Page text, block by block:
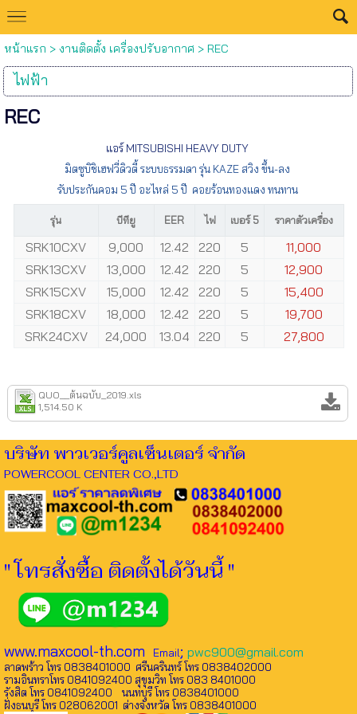
หน้าแรก > งานติดตั้ง เครื่องปรับอากาศ > REC
ไฟฟ้า
REC
แอร์ MITSUBISHI HEAVY DUTY
มิตซูบิชิเฮฟวี่ดิวตี้ ระบบธรรมดา รุ่น KAZE สวิง ขึ้น-ลง
รับประกันคอม 5 ปี อะไหล่ 5 ปี คอยร้อนทองแดง ทนทาน
รุ่น บีทียู EER ไฟ เบอร์ 5 ราคาตัวเครื่อง
SRK10CXV 9,000 12.42 220 5
11,000
SRK13CXV
13,000 12.42 220 5
12,900
SRK15CXV
15,000 12.42 220 5
15,400
SRK18CXV
18,000 12.42 220 5
19,700
SRK24CXV
24,000 13.04 220 5 27,800
QUO__ต้นฉบับ_2019.xls
1,514.50 K
บริษัท พาวเวอร์คูลเซ็นเตอร์ จำกัด
POWERCOOL CENTER CO.,LTD
" โทรสั่งซื้อ ติดตั้งได้วันนี้ "
www.maxcool-th.com Email; pwc900@gmail.com
ลาดพร้าว โทร 0838401000 ศรีนครินทร์ โทร 0838402000
รามอินทราโทร 0841092400 สุขุมวิท โทร 083 8401000
รังสิต โทร 0841092400 นนทบุรี โทร 0838401000
ฝั่งธนบุรี โทร 028062001 ต่างจังหวัด โทร 0838401000